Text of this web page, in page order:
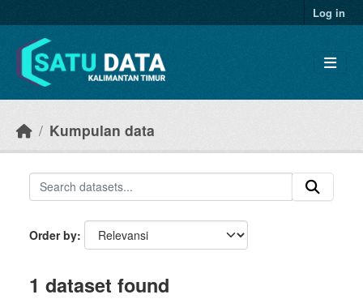
Log in
Kumpulan data
Order by
1 dataset found